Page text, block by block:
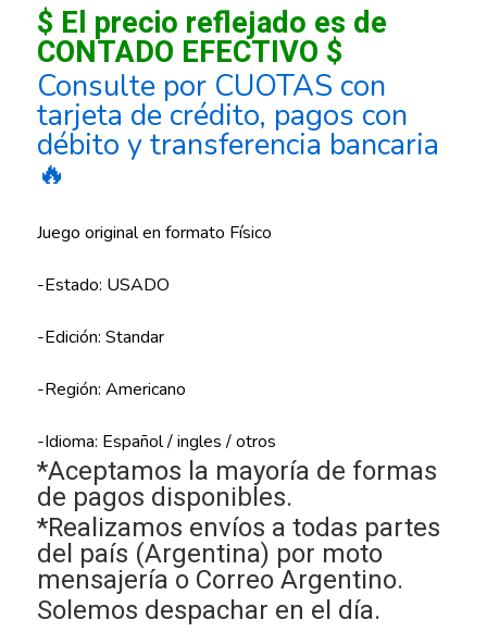
$ El precio reflejado es de
CONTADO EFECTIVO $
Consulte por CUOTAS con
tarjeta de crédito, pagos con
débito y transferencia bancaria
🔥
Juego original en formato Físico
-Estado: USADO
-Edición: Standar
-Región: Americano
-Idioma: Español / ingles / otros
*Aceptamos la mayoría de formas
de pagos disponibles.
*Realizamos envíos a todas partes
del país (Argentina) por moto
mensajería o Correo Argentino.
Solemos despachar en el día.